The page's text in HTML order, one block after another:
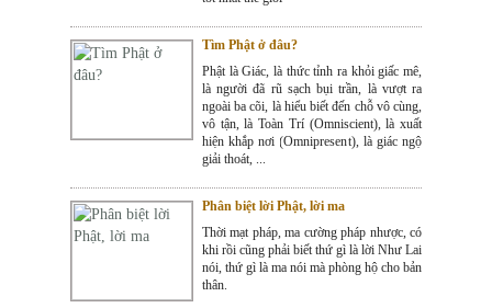
Tìm Phật ở đâu?
Phật là Giác, là thức tỉnh ra khỏi giấc mê,
là người đã rũ sạch bụi trần, là vượt ra
ngoài ba cõi, là hiểu biết đến chỗ vô cùng,
vô tận, là Toàn Trí (Omniscient), là xuất
hiện khắp nơi (Omnipresent), là giác ngộ
giải thoát, ...
Phân biệt lời Phật, lời ma
Thời mạt pháp, ma cường pháp nhược, có
khi rồi cũng phải biết thứ gì là lời Như Lai
nói, thứ gì là ma nói mà phòng hộ cho bản
thân.